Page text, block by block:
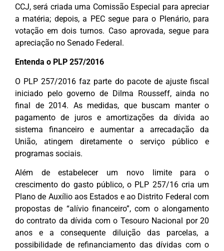
CCJ, será criada uma Comissão Especial para apreciar
a matéria; depois, a PEC segue para o Plenário, para
votação em dois turnos. Caso aprovada, segue para
apreciação no Senado Federal.
Entenda o PLP 257/2016
O PLP 257/2016 faz parte do pacote de ajuste fiscal
iniciado pelo governo de Dilma Rousseff, ainda no
final de 2014. As medidas, que buscam manter o
pagamento de juros e amortizações da dívida ao
sistema financeiro e aumentar a arrecadação da
União, atingem diretamente o serviço público e
programas sociais.
Além de estabelecer um novo limite para o
crescimento do gasto público, o PLP 257/16 cria um
Plano de Auxílio aos Estados e ao Distrito Federal com
propostas de “alívio financeiro”, com o alongamento
do contrato da dívida com o Tesouro Nacional por 20
anos e a consequente diluição das parcelas, a
possibilidade de refinanciamento das dívidas com o